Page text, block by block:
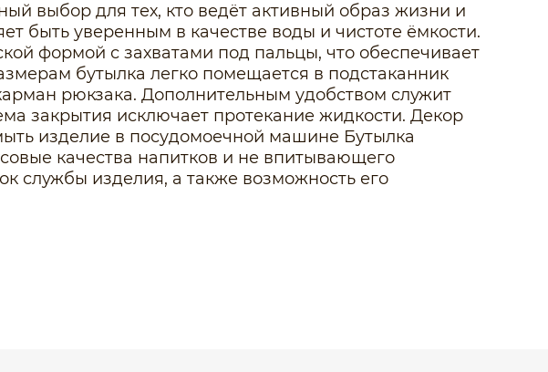
выбор для тех, кто ведёт активный образ жизни и
быть уверенным в качестве воды и чистоте ёмкости.
формой с захватами под пальцы, что обеспечивает
бутылка легко помещается в подстаканник
рюкзака. Дополнительным удобством служит
закрытия исключает протекание жидкости. Декор
изделие в посудомоечной машине Бутылка
качества напитков и не впитывающего
службы изделия, а также возможность его